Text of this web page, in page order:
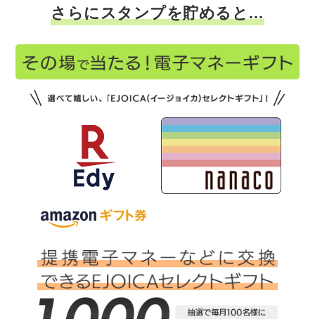
さらにスタンプを貯めると…